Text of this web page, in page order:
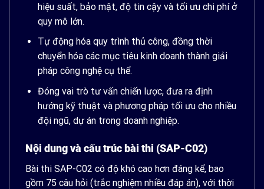
hiệu suất, bảo mật, độ tin cậy và tối ưu chi phí ở
quy mô lớn.
Tự động hóa quy trình thủ công, đồng thời
chuyển hóa các mục tiêu kinh doanh thành giải
pháp công nghệ cụ thể.
Đóng vai trò tư vấn chiến lược, đưa ra định
hướng kỹ thuật và phương pháp tối ưu cho nhiều
đội ngũ, dự án trong doanh nghiệp.
Nội dung và cấu trúc bài thi (SAP-C02)
Bài thi SAP-C02 có độ khó cao hơn đáng kể, bao
gồm 75 câu hỏi (trắc nghiệm nhiều đáp án), với thời